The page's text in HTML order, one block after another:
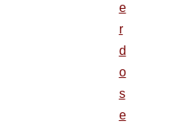
e
r
d
o
s
e